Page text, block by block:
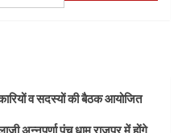
व सदस्यों की बैठक आयोजित
अन्नपूर्णा पंच धाम राजपुर में होंगे